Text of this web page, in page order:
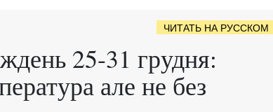
ЧИТАТЬ НА РУССКОМ
25-31 грудня:
але не без